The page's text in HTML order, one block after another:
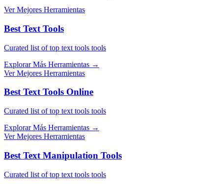
Ver Mejores Herramientas
Best Text Tools
Curated list of top text tools tools
Explorar Más Herramientas →
Ver Mejores Herramientas
Best Text Tools Online
Curated list of top text tools tools
Explorar Más Herramientas →
Ver Mejores Herramientas
Best Text Manipulation Tools
Curated list of top text tools tools